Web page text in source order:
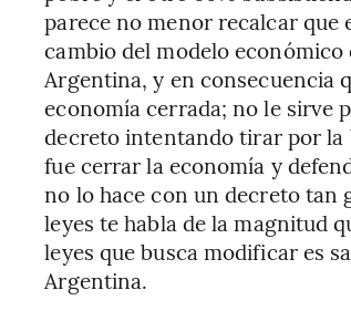
parece no menor recalcar
cambio del modelo
Argentina, y en consecuencia
economía cerrada; no le sirve
decreto intentando tirar por la
fue cerrar la economía y
no lo hace con un decreto tan
leyes te habla de la magnitud
leyes que busca modificar es
Argentina.